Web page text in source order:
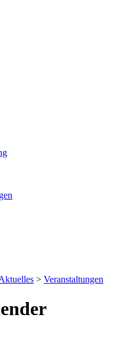
> Veranstaltungen